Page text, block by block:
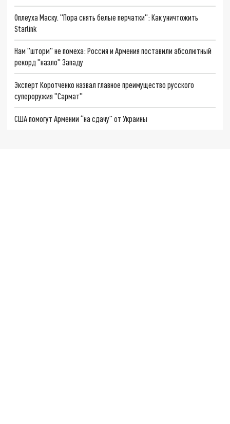
Оплеуха Маску. "Пора снять белые перчатки": Как уничтожить
Starlink
Нам "шторм" не помеха: Россия и Армения поставили абсолютный
рекорд "назло" Западу
Эксперт Коротченко назвал главное преимущество русского
супероружия "Сармат"
США помогут Армении “на сдачу” от Украины